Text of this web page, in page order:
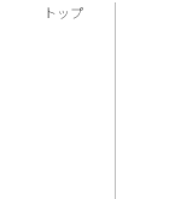
トップ